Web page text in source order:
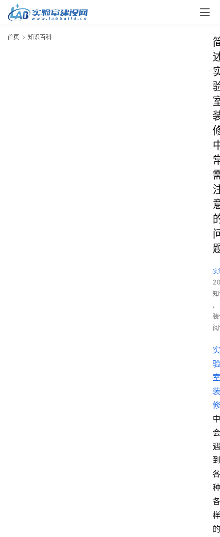
首页 知识百科
,
实
验
室
装
修
中
会
遇
到
各
种
各
样
的